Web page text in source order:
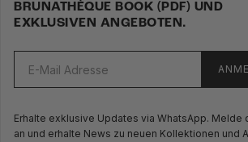
BRUNATHÈQUE BOOK (PDF) UND
EXKLUSIVEN ANGEBOTEN.
Erhalte exklusive Updates via WhatsApp. Melde
an und erhalte News zu neuen Kollektionen und